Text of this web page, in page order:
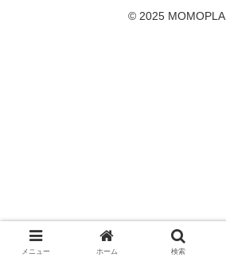
© 2025 MOMOPLA.
メニュー ホーム 検索